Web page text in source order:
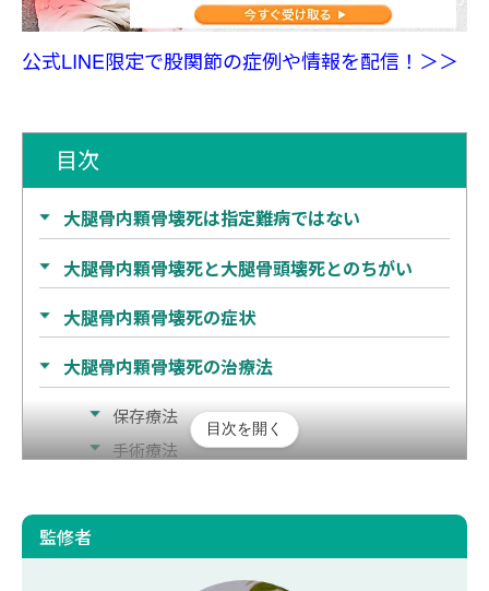
公式LINE限定で股関節の症例や情報を配信！＞＞
目次
大腿骨内顆骨壊死は指定難病ではない
大腿骨内顆骨壊死と大腿骨頭壊死とのちがい
大腿骨内顆骨壊死の症状
大腿骨内顆骨壊死の治療法
保存療法
手術療法
再生医療
大腿骨内顆骨壊死の悪化を防ぐには
目次を開く
監修者